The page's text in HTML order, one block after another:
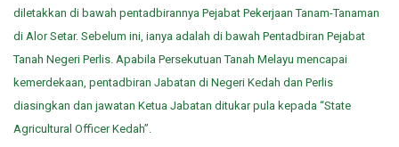
diletakkan di bawah pentadbirannya Pejabat Pekerjaan Tanam-Tanaman
di Alor Setar. Sebelum ini, ianya adalah di bawah Pentadbiran Pejabat
Tanah Negeri Perlis. Apabila Persekutuan Tanah Melayu mencapai
kemerdekaan, pentadbiran Jabatan di Negeri Kedah dan Perlis
diasingkan dan jawatan Ketua Jabatan ditukar pula kepada “State
Agricultural Officer Kedah”.